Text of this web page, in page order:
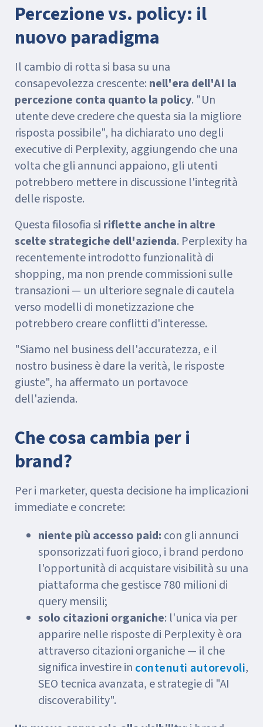
Percezione vs. policy: il
nuovo paradigma
Il cambio di rotta si basa su una
consapevolezza crescente: nell'era dell'AI la
percezione conta quanto la policy. "Un
utente deve credere che questa sia la migliore
risposta possibile", ha dichiarato uno degli
executive di Perplexity, aggiungendo che una
volta che gli annunci appaiono, gli utenti
potrebbero mettere in discussione l'integrità
delle risposte.
Questa filosofia si riflette anche in altre
scelte strategiche dell'azienda. Perplexity ha
recentemente introdotto funzionalità di
shopping, ma non prende commissioni sulle
transazioni — un ulteriore segnale di cautela
verso modelli di monetizzazione che
potrebbero creare conflitti d'interesse.
"Siamo nel business dell'accuratezza, e il
nostro business è dare la verità, le risposte
giuste", ha affermato un portavoce
dell'azienda.
Che cosa cambia per i
brand?
Per i marketer, questa decisione ha implicazioni
immediate e concrete:
niente più accesso paid: con gli annunci
sponsorizzati fuori gioco, i brand perdono
l'opportunità di acquistare visibilità su una
piattaforma che gestisce 780 milioni di
query mensili;
solo citazioni organiche: l'unica via per
apparire nelle risposte di Perplexity è ora
attraverso citazioni organiche — il che
significa investire in contenuti autorevoli,
SEO tecnica avanzata, e strategie di "AI
discoverability".